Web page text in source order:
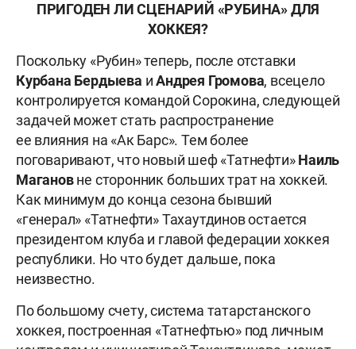
ПРИГОДЕН ЛИ СЦЕНАРИЙ «РУБИНА» ДЛЯ
ХОККЕЯ?
Поскольку «Рубин» теперь, после отставки
Курбана Бердыева иАндрея Громова, всецело
контролируется командой Сорокина, следующей
задачей может стать распространение
ее влияния на «Ак Барс». Тем более
поговаривают, что новый шеф «Татнефти»Наиль
Магановне сторонник больших трат на хоккей.
Как минимум до конца сезона бывший
«генерал» «Татнефти» Тахаутдинов остается
президентом клуба и главой федерации хоккея
республики. Но что будет дальше, пока
неизвестно.
По большому счету, система татарстанского
хоккея, построенная «Татнефтью» под личным